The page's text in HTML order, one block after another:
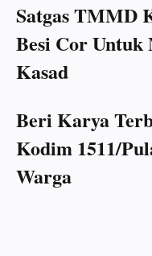
Satgas TMMD
Besi Cor
Kasad
Beri Karya
Kodim 1511/
Warga